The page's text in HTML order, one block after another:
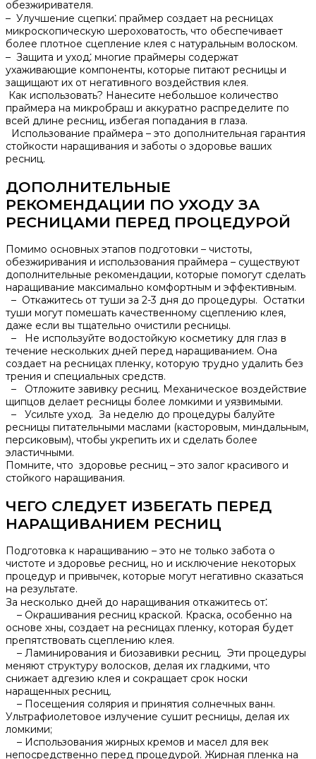
обезжиривателя.​
– Улучшение сцепки⁚ праймер создает на ресницах
микроскопическую шероховатость‚ что обеспечивает
более плотное сцепление клея с натуральным волоском.​
– Защита и уход⁚ многие праймеры содержат
ухаживающие компоненты‚ которые питают ресницы и
защищают их от негативного воздействия клея.​
Как использовать?​ Нанесите небольшое количество
праймера на микробраш и аккуратно распределите по
всей длине ресниц‚ избегая попадания в глаза.​
Использование праймера – это дополнительная гарантия
стойкости наращивания и заботы о здоровье ваших
ресниц.
ДОПОЛНИТЕЛЬНЫЕ
РЕКОМЕНДАЦИИ ПО УХОДУ ЗА
РЕСНИЦАМИ ПЕРЕД ПРОЦЕДУРОЙ
Помимо основных этапов подготовки – чистоты‚
обезжиривания и использования праймера – существуют
дополнительные рекомендации‚ которые помогут сделать
наращивание максимально комфортным и эффективным.​
– Откажитесь от туши за 2-3 дня до процедуры.​ Остатки
туши могут помешать качественному сцеплению клея‚
даже если вы тщательно очистили ресницы.​
– Не используйте водостойкую косметику для глаз в
течение нескольких дней перед наращиванием.​ Она
создает на ресницах пленку‚ которую трудно удалить без
трения и специальных средств.
– Отложите завивку ресниц. Механическое воздействие
щипцов делает ресницы более ломкими и уязвимыми.​
– Усильте уход. За неделю до процедуры балуйте
ресницы питательными маслами (касторовым‚ миндальным‚
персиковым)‚ чтобы укрепить их и сделать более
эластичными.​
Помните‚ что здоровье ресниц – это залог красивого и
стойкого наращивания.​
ЧЕГО СЛЕДУЕТ ИЗБЕГАТЬ ПЕРЕД
НАРАЩИВАНИЕМ РЕСНИЦ
Подготовка к наращиванию – это не только забота о
чистоте и здоровье ресниц‚ но и исключение некоторых
процедур и привычек‚ которые могут негативно сказаться
на результате.​
За несколько дней до наращивания откажитесь от⁚
– Окрашивания ресниц краской.​ Краска‚ особенно на
основе хны‚ создает на ресницах пленку‚ которая будет
препятствовать сцеплению клея.​
– Ламинирования и биозавивки ресниц.​ Эти процедуры
меняют структуру волосков‚ делая их гладкими‚ что
снижает адгезию клея и сокращает срок носки
наращенных ресниц.
– Посещения солярия и принятия солнечных ванн.​
Ультрафиолетовое излучение сушит ресницы‚ делая их
ломкими;
– Использования жирных кремов и масел для век
непосредственно перед процедурой.​ Жирная пленка на